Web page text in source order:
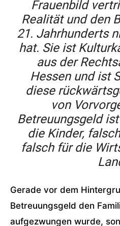
Frauenbild
Realität und den
21. Jahrhunderts
hat. Sie ist
aus der
Hessen und ist
diese
von
Betreuungsgeld
die Kinder,
falsch für die
Gerade vor dem
Betreuungsgeld den
aufgezwungen wurde,